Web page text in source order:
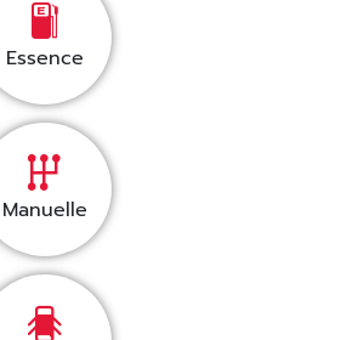
Essence
Manuelle